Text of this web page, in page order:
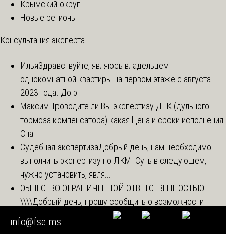
Крымский округ
Новые регионы
Консультация эксперта
ИльяЗдравствуйте, являюсь владельцем
однокомнатной квартиры на первом этаже с августа
2023 года. До э...
МаксимПроводите ли Вы экспертизу ДТК (дульного
тормоза компенсатора) какая Цена и сроки исполнения.
Спа...
Судебная экспертизаДобрый день, нам необходимо
выполнить экспертизу по ЛКМ. Суть в следующем,
нужно установить, явля...
ОБЩЕСТВО ОГРАНИЧЕННОЙ ОТВЕТСТВЕННОСТЬЮ
\\\\Добрый день, прошу сообщить о возможности
проведения судебной экспертизы (предмет: экспертиза
про...
info@fse.ms